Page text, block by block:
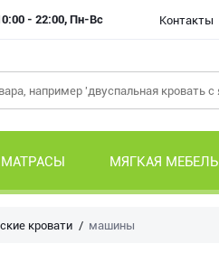
- 22:00, Пн-Вс Контакты
МАТРАСЫ МЯГКАЯ МЕБЕЛЬ
кровати машины